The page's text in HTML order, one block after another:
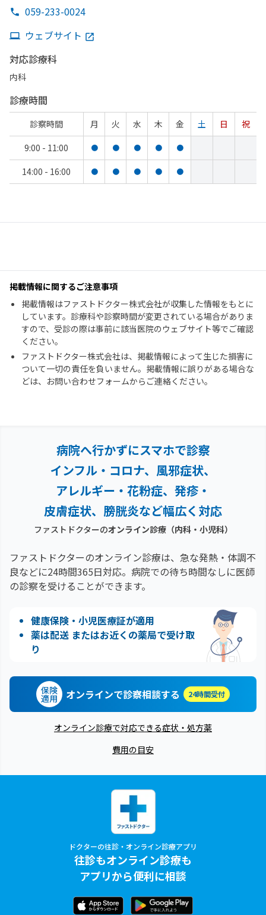
059-233-0024
ウェブサイト
対応診療科
内科
診療時間
診察時間 月 火 水 木 金 土 日
祝
9:00 - 11:00
● ● ● ● ●
14:00 - 16:00 ● ● ● ● ●
掲載情報に関するご注意事項
掲載情報はファストドクター株式会社が収集した情報をもとに
しています。診療科や診察時間が変更されている場合がありま
すので、受診の際は事前に該当医院のウェブサイト等でご確認
ください。
ファストドクター株式会社は、掲載情報によって生じた損害に
ついて一切の責任を負いません。掲載情報に誤りがある場合な
どは、お問い合わせフォームからご連絡ください。
病院へ行かずにスマホで診察
インフル・コロナ、風邪症状、
アレルギー・花粉症、 発疹・
皮膚症状、膀胱炎など幅広く対応
ファストドクターのオンライン診療（内科・小児科）
ファストドクターのオンライン診療は、急な発熱・体調不
良などに24時間365日対応。 病院での待ち時間なしに医師
の診察を受けることができます。
健康保険・小児医療証が適用
薬は配送 またはお近くの薬局で受け取
り
保険
適用 オンラインで診察相談する 24時間受付
オンライン診療で対応できる症状・処方薬
費用の目安
ドクターの往診・オンライン診療アプリ
往診もオンライン診療も
アプリから便利に相談